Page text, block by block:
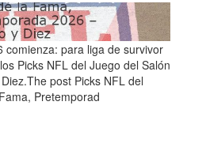
comienza: para liga de survivor
Picks NFL del Juego del Salón
post Picks NFL del
Pretemporad